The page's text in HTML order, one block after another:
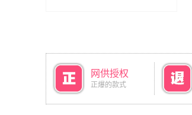
网供授权
正爆的款式